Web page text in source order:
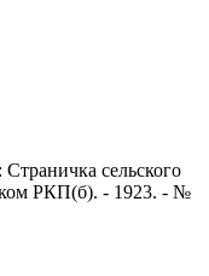
сельского
РКП(б). - 1923. - №